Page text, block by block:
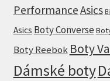
PerformanceAsics
Asics Boty Converse
Boty Reebok Boty
Dámské boty